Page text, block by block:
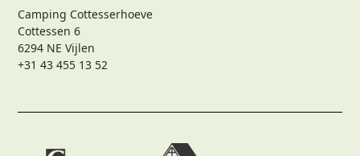
Camping Cottesserhoeve
Cottessen 6
6294 NE Vijlen
+31 43 455 13 52